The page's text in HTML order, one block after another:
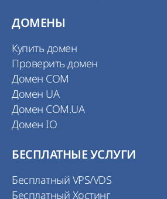
ДОМЕНЫ
Купить домен
Проверить домен
Домен COM
Домен UA
Домен COM.UA
Домен IO
БЕСПЛАТНЫЕ УСЛУГИ
Бесплатный VPS/VDS
Бесплатный Хостинг